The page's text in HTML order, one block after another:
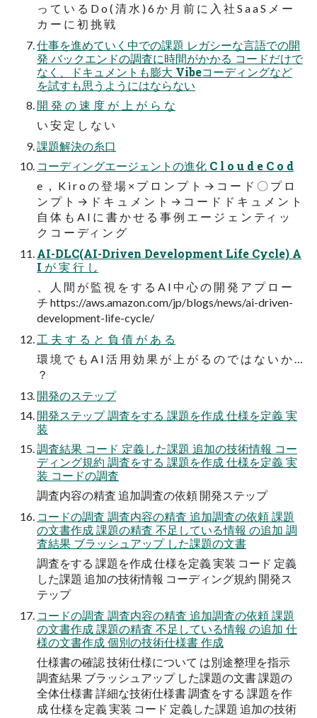
っ て い る D o ( 清 水 ) 6 か 月 前 に 入 社 S a a S メ ー
カ ー に 初 挑 戦
仕事を進めていく中での課題 レガシーな言語での開
発 バックエンドの調査に時間がかかる コードだけで
なく、ドキュメントも膨大 Vibeコーディングなど
を試すも思うようにはならない
開 発 の 速 度 が 上 が ら な
い 安 定 し な い
課題解決の糸口
コーディングエージェントの進化 C l o u d e C o d
e ， K i r o の 登 場 × プ ロ ン プ ト → コ ー ド 〇 プ ロ
ン プ ト → ド キ ュ メ ン ト → コ ー ド ド キ ュ メ ン ト
自 体 も A I に 書 か せ る 事 例 エ ー ジ ェ ン ティ ッ
ク コ ー ディ ン グ
AI-DLC(AI-Driven Development Life Cycle) A
I が 実 行 し
、 人 間 が 監 視 を す る A I 中 心 の 開 発 ア プ ロ ー
チ https://aws.amazon.com/jp/blogs/news/ai-driven-
development-life-cycle/
工 夫 す る と 負 債 が あ る
環 境 で も A I 活 用 効 果 が 上 が る の で は な い か …
？
開発のステップ
開発ステップ 調査をする 課題を作成 仕様を定義 実
装
調査結果 コード 定義した課題 追加の技術情報 コー
ディング規約 調査をする 課題を作成 仕様を定義 実
装 コードの調査
調査内容の精査 追加調査の依頼 開発ステップ
コードの調査 調査内容の精査 追加調査の依頼 課題
の文書作成 課題の精査 不足している情報 の追加 調
査結果 ブラッシュアップ した課題の文書
調査をする 課題を作成 仕様を定義 実装 コード 定義
した課題 追加の技術情報 コーディング規約 開発ス
テップ
コードの調査 調査内容の精査 追加調査の依頼 課題
の文書作成 課題の精査 不足している情報 の追加 仕
様の文書作成 個別の技術仕様書 作成
仕様書の確認 技術仕様について は別途整理を指示
調査結果 ブラッシュアップ した課題の文書 課題の
全体仕様書 詳細な技術仕様書 調査をする 課題を作
成 仕様を定義 実装 コード 定義した課題 追加の技術